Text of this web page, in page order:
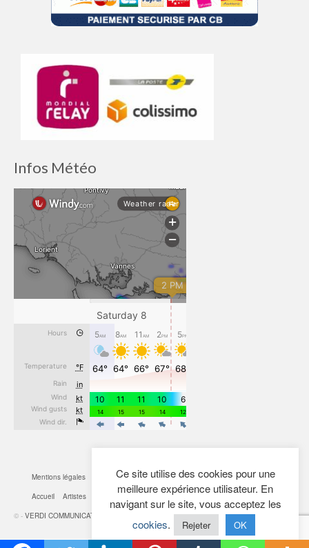
Infos Météo
Mentions légales Cookies Confidentialité Plan du site
Contact
Accueil
Artistes Actualités Boutique
Mon Compte
© - VERDI COMMUNICATION
Ce site utilise des cookies pour une
meilleure expérience utilisateur. En
navigant sur le site, vous acceptez les
cookies. Rejeter OK